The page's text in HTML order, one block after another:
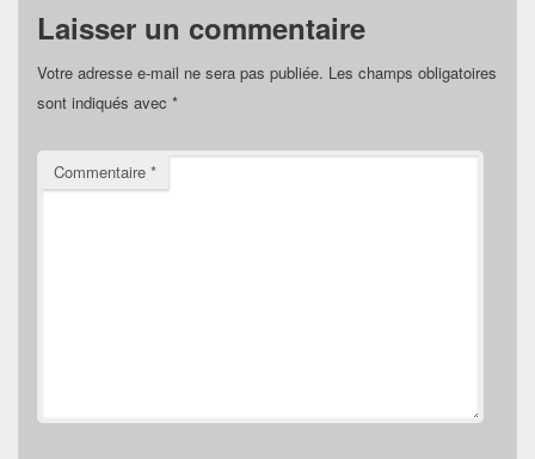
Laisser un commentaire
Votre adresse e-mail ne sera pas publiée. Les champs obligatoires
sont indiqués avec *
Commentaire *